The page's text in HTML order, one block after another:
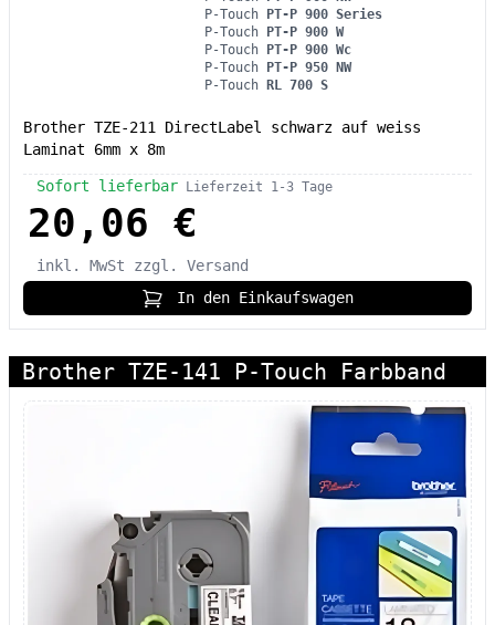
P-Touch PT-P 900 Series
P-Touch PT-P 900 W
P-Touch PT-P 900 Wc
P-Touch PT-P 950 NW
P-Touch RL 700 S
Brother TZE-211 DirectLabel schwarz auf weiss
Laminat 6mm x 8m
Sofort lieferbar Lieferzeit 1-3 Tage
20,06 €
inkl. MwSt
zzgl. Versand
In den Einkaufswagen
Brother TZE-141 P-Touch Farbband